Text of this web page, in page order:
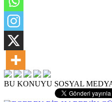
BU KONUYU SOSYAL